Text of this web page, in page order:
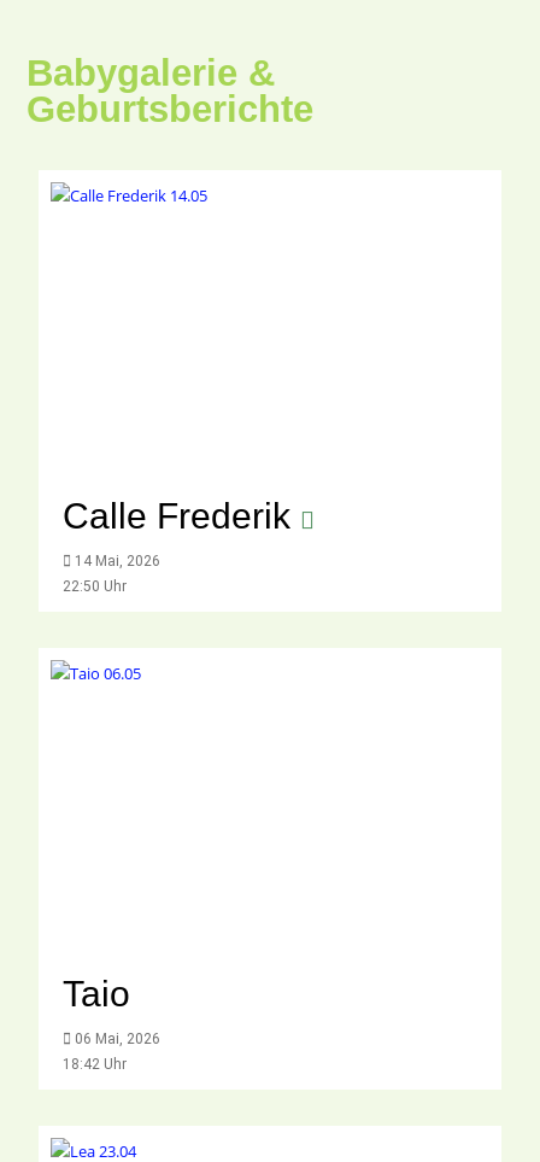
Babygalerie &
Geburtsberichte
Calle Frederik
14 Mai, 2026
22:50 Uhr
Taio
06 Mai, 2026
18:42 Uhr